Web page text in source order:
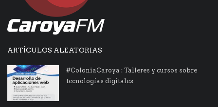
ARTÍCULOS ALEATORIAS
#ColoniaCaroya : Talleres y cursos sobre
tecnologías digitales